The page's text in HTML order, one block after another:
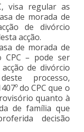
visa regular as
de morada de
de divórcio
acção.
de morada de
CPC – pode ser
de divórcio
processo,
do CPC que o
quanto à
de família que
decisão